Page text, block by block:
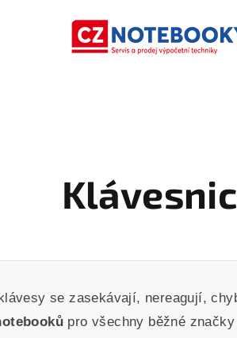
se zasekávají, nereagují,
pro všechny běžné